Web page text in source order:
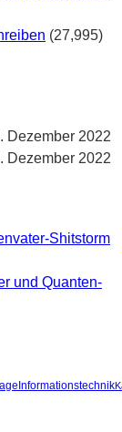
(27,995)
Dezember 2022
Dezember 2022
Shitstorm
und Quanten-
Informationstechnik